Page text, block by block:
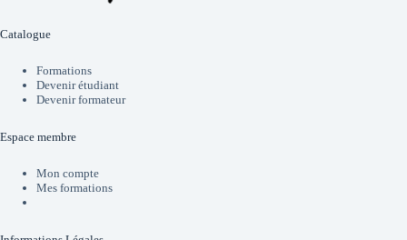
Catalogue
Formations
Devenir étudiant
Devenir formateur
Espace membre
Mon compte
Mes formations